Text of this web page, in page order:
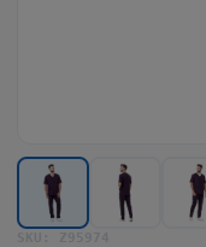
Zobrazit